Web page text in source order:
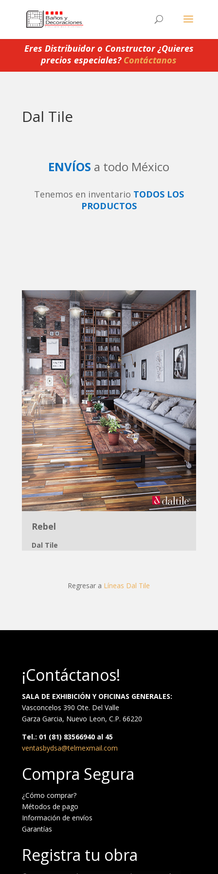
Eres Distribuidor o Constructor ¿Quieres
precios especiales? Contáctanos
Dal Tile
ENVÍOS a todo México
Tenemos en inventario TODOS LOS
PRODUCTOS
Rebel
Dal Tile
Regresar a Líneas Dal Tile
¡Contáctanos!
SALA DE EXHIBICIÓN Y OFICINAS GENERALES:
Vasconcelos 390 Ote. Del Valle
Garza Garcia, Nuevo Leon, C.P. 66220
Tel.: 01 (81) 83566940 al 45
ventasbydsa@telmexmail.com
Compra Segura
¿Cómo comprar?
Métodos de pago
Información de envíos
Garantías
Registra tu obra